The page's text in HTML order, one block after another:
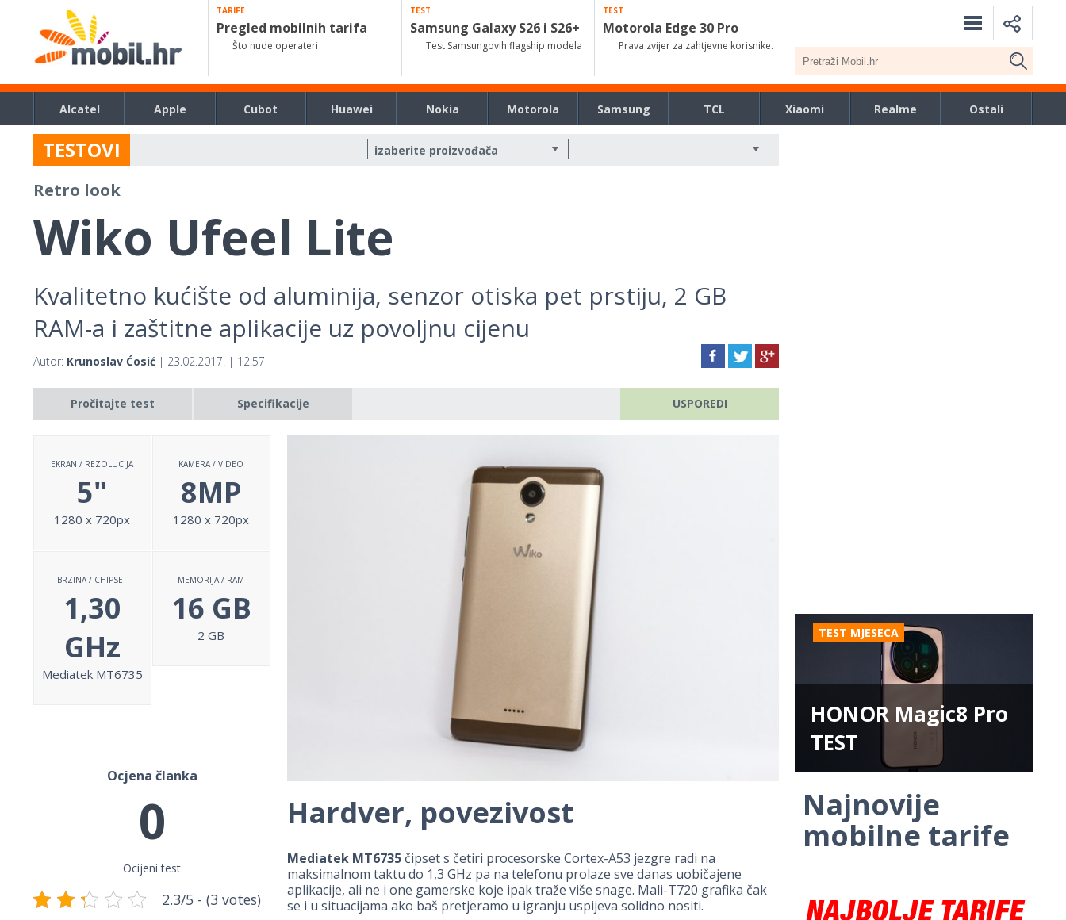
TARIFE
Pregled mobilnih tarifa
Što nude operateri
TEST
Samsung Galaxy S26 i S26+
Test Samsungovih flagship modela
TEST
Motorola Edge 30 Pro
Prava zvijer za zahtjevne korisnike.
Alcatel Apple Cubot Huawei Nokia Motorola Samsung TCL Xiaomi Realme Ostali
TESTOVI
Retro look
Wiko Ufeel Lite
Kvalitetno kućište od aluminija, senzor otiska pet prstiju, 2 GB
RAM-a i zaštitne aplikacije uz povoljnu cijenu
Autor: Krunoslav Ćosić | 23.02.2017. | 12:57
Pročitajte test Specifikacije USPOREDI
EKRAN / REZOLUCIJA
5"
1280 x 720px
KAMERA / VIDEO
8MP
1280 x 720px
BRZINA / CHIPSET
1,30
GHz
Mediatek MT6735
MEMORIJA / RAM
16 GB
2 GB
Ocjena članka
0
Ocijeni test
2.3/5 - (3 votes)
Hardver, povezivost
Mediatek MT6735čipset s četiri procesorske Cortex-A53 jezgre radi na
maksimalnom taktu do 1,3 GHz pa na telefonu prolaze sve danas uobičajene
aplikacije, ali ne i one gamerske koje ipak traže više snage. Mali-T720 grafika čak
se i u situacijama ako baš pretjeramo u igranju uspijeva solidno nositi.
TEST MJESECA
HONOR Magic8 Pro
TEST
Najnovije
mobilne tarife